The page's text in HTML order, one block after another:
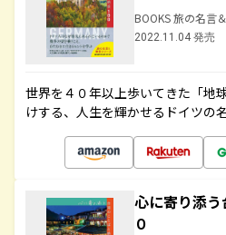
BOOKS 旅の名言
2022.11.04 発売
世界を４０年以上歩いてきた「地
けする、人生を輝かせるドイツの
心に寄り添
０